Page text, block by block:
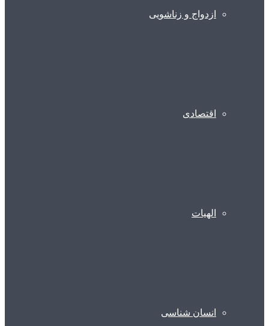
ازدواج و زناشویی
اقتصادی
الهیات
انسان شناسی